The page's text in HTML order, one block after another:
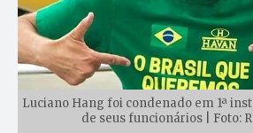
Luciano Hang foi condenado em 1ª
de seus funcionários | Foto: